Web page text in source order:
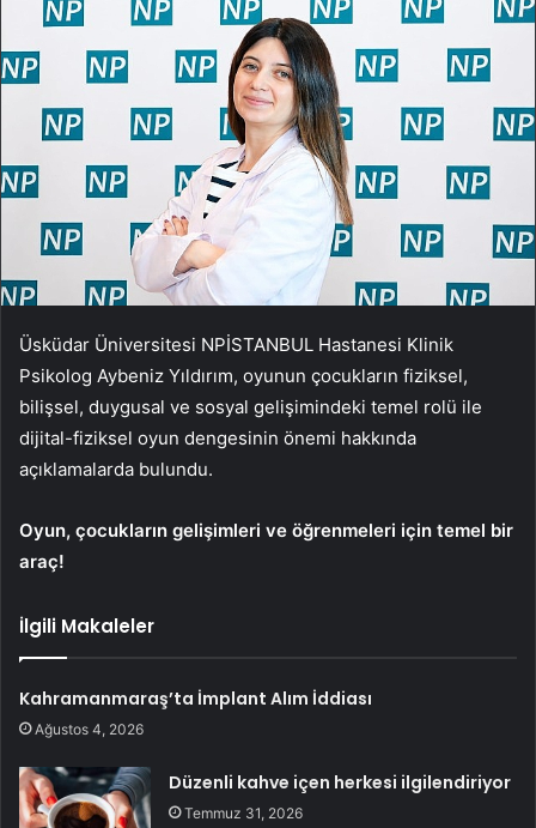
Üsküdar Üniversitesi NPİSTANBUL Hastanesi Klinik
Psikolog Aybeniz Yıldırım, oyunun çocukların fiziksel,
bilişsel, duygusal ve sosyal gelişimindeki temel rolü ile
dijital-fiziksel oyun dengesinin önemi hakkında
açıklamalarda bulundu.
Oyun, çocukların gelişimleri ve öğrenmeleri için temel bir
araç!
İlgili Makaleler
Kahramanmaraş’ta İmplant Alım İddiası
Ağustos 4, 2026
Düzenli kahve içen herkesi ilgilendiriyor
Temmuz 31, 2026